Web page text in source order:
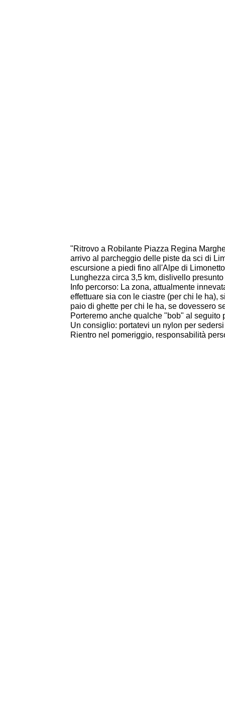
"Ritrovo a Robilante Piazza Regina
arrivo al parcheggio delle piste da sci di
escursione a piedi fino all'Alpe di
Lunghezza circa 3,5 km, dislivello
Info percorso: La zona, attualmente
effettuare sia con le ciastre (per chi le ha),
paio di ghette per chi le ha, se dovessero
Porteremo anche qualche "bob" al seguito
Un consiglio: portatevi un nylon per
Rientro nel pomeriggio, responsabilità